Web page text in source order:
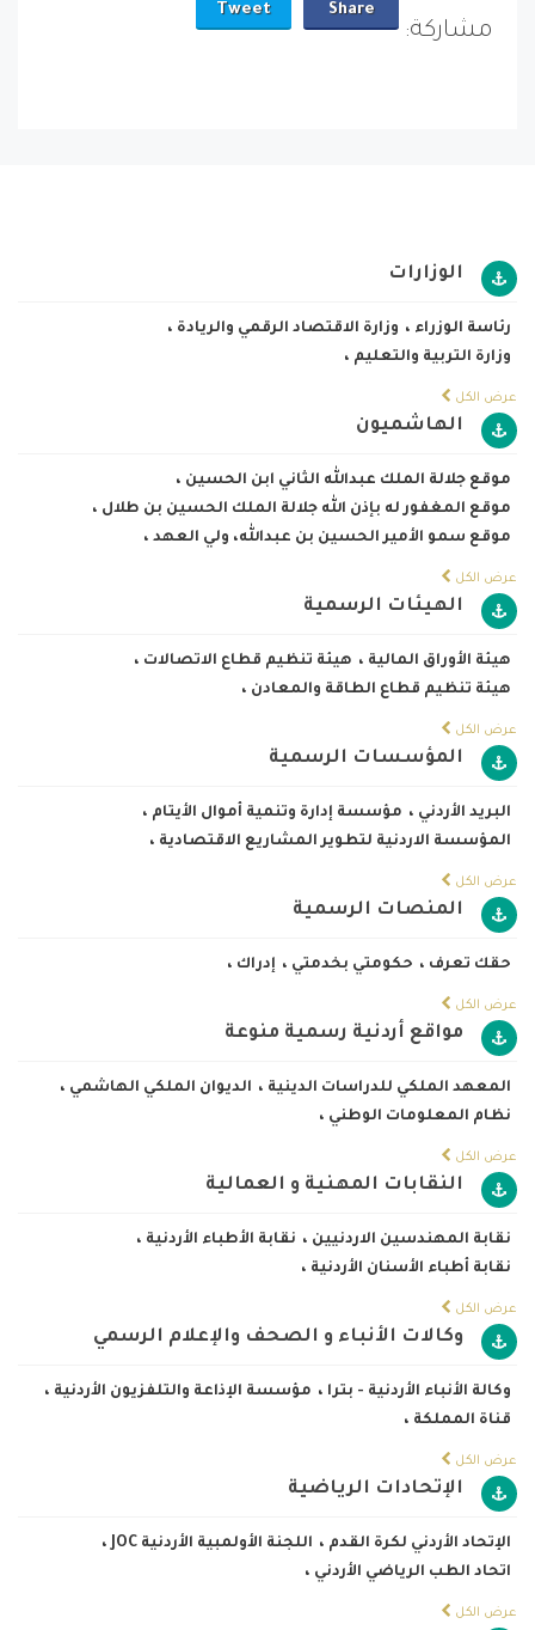
مشاركة:
Share
Tweet
الوزارات
رئاسة الوزراء ، وزارة الاقتصاد الرقمي والريادة ،
وزارة التربية والتعليم ،
عرض الكل
الهاشميون
موقع جلالة الملك عبدالله الثاني ابن الحسين ،
موقع المغفور له بإذن الله جلالة الملك الحسين بن طلال ،
موقع سمو الأمير الحسين بن عبدالله، ولي العهد ،
عرض الكل
الهيئات الرسمية
هيئة الأوراق المالية ، هيئة تنظيم قطاع الاتصالات ،
هيئة تنظيم قطاع الطاقة والمعادن ،
عرض الكل
المؤسسات الرسمية
البريد الأردني ، مؤسسة إدارة وتنمية أموال الأيتام ،
المؤسسة الاردنية لتطوير المشاريع الاقتصادية ،
عرض الكل
المنصات الرسمية
حقك تعرف ، حكومتي بخدمتي ، إدراك ،
عرض الكل
مواقع أردنية رسمية منوعة
المعهد الملكي للدراسات الدينية ، الديوان الملكي الهاشمي ،
نظام المعلومات الوطني ،
عرض الكل
النقابات المهنية و العمالية
نقابة المهندسين الاردنيين ، نقابة الأطباء الأردنية ،
نقابة أطباء الأسنان الأردنية ،
عرض الكل
وكالات الأنباء و الصحف والإعلام الرسمي
وكالة الأنباء الأردنية - بترا ، مؤسسة الإذاعة والتلفزيون الأردنية ،
قناة المملكة ،
عرض الكل
الإتحادات الرياضية
الإتحاد الأردني لكرة القدم ، اللجنة الأولمبية الأردنية JOC
،
اتحاد الطب الرياضي الأردني ،
عرض الكل